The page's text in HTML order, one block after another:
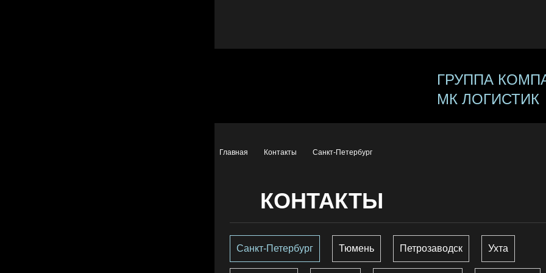
ГРУППА
МК ЛОГИСТИК
Главная Контакты Санкт-Петербург
КОНТАКТЫ
Санкт-Петербург Тюмень Петрозаводск Ухта